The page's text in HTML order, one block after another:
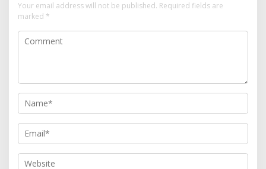
Your email address will not be published. Required fields are
marked *